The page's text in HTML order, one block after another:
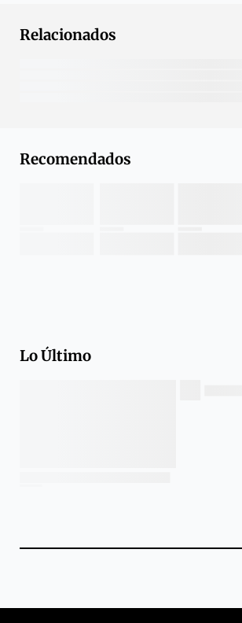
Relacionados
Recomendados
Lo Último